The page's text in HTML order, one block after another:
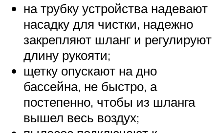
на трубку устройства надевают
насадку для чистки, надежно
закрепляют шланг и регулируют
длину рукояти;
щетку опускают на дно
бассейна, не быстро, а
постепенно, чтобы из шланга
вышел весь воздух;